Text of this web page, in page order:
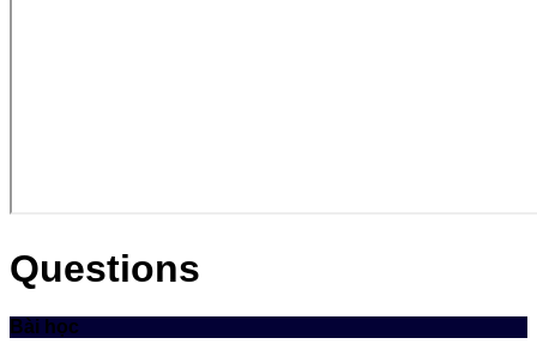
Questions
Bài học